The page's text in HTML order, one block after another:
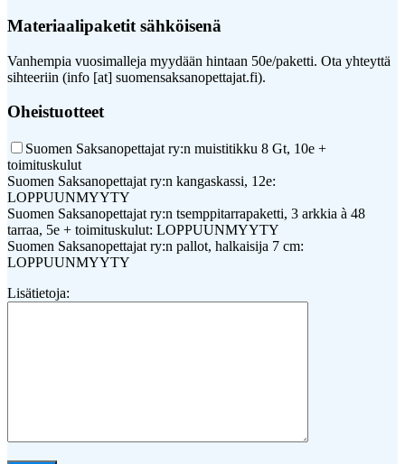
Materiaalipaketit sähköisenä
Vanhempia vuosimalleja myydään hintaan 50e/paketti. Ota yhteyttä
sihteeriin (info [at] suomensaksanopettajat.fi).
Oheistuotteet
Suomen Saksanopettajat ry:n muistitikku 8 Gt, 10e +
toimituskulut
Suomen Saksanopettajat ry:n kangaskassi, 12e:
LOPPUUNMYYTY
Suomen Saksanopettajat ry:n tsemppitarrapaketti, 3 arkkia à 48
tarraa, 5e + toimituskulut: LOPPUUNMYYTY
Suomen Saksanopettajat ry:n pallot, halkaisija 7 cm:
LOPPUUNMYYTY
Lisätietoja: